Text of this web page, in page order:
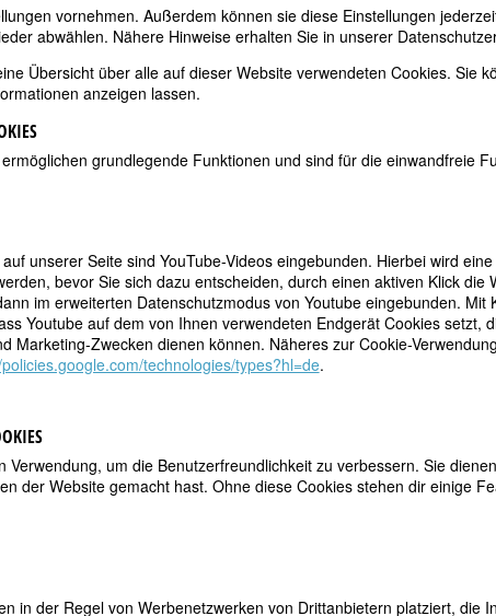
York City
Connecticut
Mutter Minnie hatte sich der Fotografin Margaret Bourke-White
tatsächlich nicht im Leben der Frau, die als Urheberin der
durch den Süden der USA, durch die Sowjetunion, Indien
im Zweiten Weltkrieg – Margaret Bourke-White musste mehr als
wichtig hielt.
deren beider Nachnamen Margaret zu ihrem Doppelnamen machte,
Sohn – zu viel Eigenständigkeit erzogen. Beide hätten, so schreibt
niemals den Mut geraubt, ihre Träume zu verwirklichen. Das einzige
mit auf den Weg gegeben.
aufgewachsen in einer Kleinstadt in New Jersey, hatte Margaret
vor Augen, als sie 1921 begann, an der Columbia University in
die Reptilien angetan. Schlangen liebte sie besonders, und so trug
vornehmen. Außerdem können sie diese Einstellungen
abwählen. Nähere Hinweise erhalten Sie in unserer
Übersicht über alle auf dieser Website verwendeten Cookies. Sie
anzeigen lassen.
grundlegende Funktionen und sind für die einwandfreie
unserer Seite sind YouTube-Videos eingebunden. Hierbei wird
bevor Sie sich dazu entscheiden, durch einen aktiven Klick die
im erweiterten Datenschutzmodus von Youtube eingebunden.
Youtube auf dem von Ihnen verwendeten Endgerät Cookies setzt,
Marketing-Zwecken dienen können. Näheres zur Cookie-
technologies/types?hl=de.
Verwendung, um die Benutzerfreundlichkeit zu verbessern. Sie
der Website gemacht hast. Ohne diese Cookies stehen dir einige
in der Regel von Werbenetzwerken von Drittanbietern platziert, die